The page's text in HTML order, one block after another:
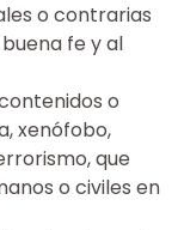
o contrarias
fe y al
o
xenófobo,
que
o civiles en